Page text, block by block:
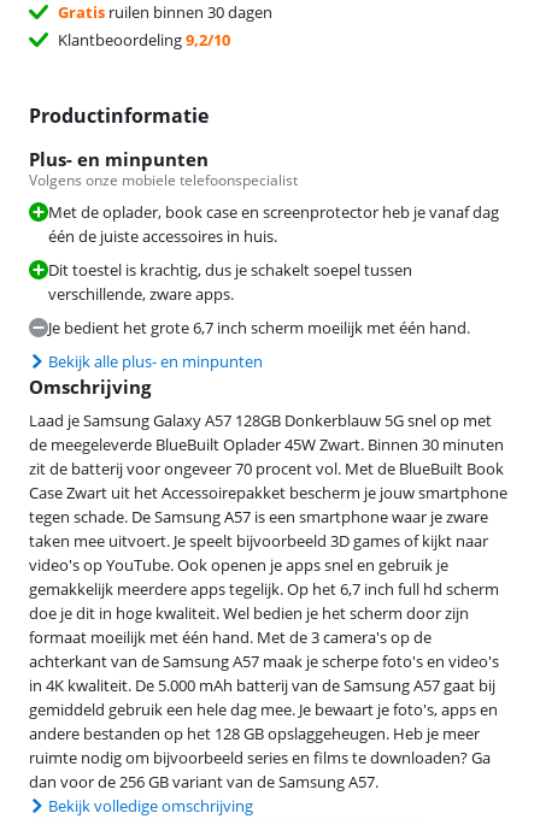
Gratis ruilen binnen 30 dagen
Klantbeoordeling9,2/10
Productinformatie
Plus- en minpunten
Volgens onze mobiele telefoonspecialist
Met de oplader, book case en screenprotector heb je vanaf dag
één de juiste accessoires in huis.
Dit toestel is krachtig, dus je schakelt soepel tussen
verschillende, zware apps.
Je bedient het grote 6,7 inch scherm moeilijk met één hand.
Bekijk alle plus- en minpunten
Omschrijving
Laad je Samsung Galaxy A57 128GB Donkerblauw 5G snel op met
de meegeleverde BlueBuilt Oplader 45W Zwart. Binnen 30 minuten
zit de batterij voor ongeveer 70 procent vol. Met de BlueBuilt Book
Case Zwart uit het Accessoirepakket bescherm je jouw smartphone
tegen schade. De Samsung A57 is een smartphone waar je zware
taken mee uitvoert. Je speelt bijvoorbeeld 3D games of kijkt naar
video's op YouTube. Ook openen je apps snel en gebruik je
gemakkelijk meerdere apps tegelijk. Op het 6,7 inch full hd scherm
doe je dit in hoge kwaliteit. Wel bedien je het scherm door zijn
formaat moeilijk met één hand. Met de 3 camera's op de
achterkant van de Samsung A57 maak je scherpe foto's en video's
in 4K kwaliteit. De 5.000 mAh batterij van de Samsung A57 gaat bij
gemiddeld gebruik een hele dag mee. Je bewaart je foto's, apps en
andere bestanden op het 128 GB opslaggeheugen. Heb je meer
ruimte nodig om bijvoorbeeld series en films te downloaden? Ga
dan voor de 256 GB variant van de Samsung A57.
Bekijk volledige omschrijving